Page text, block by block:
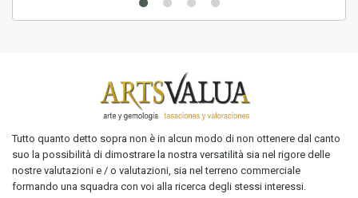
Tutto quanto detto sopra non è in alcun modo di non ottenere dal canto
suo la possibilità di dimostrare la nostra versatilità sia nel rigore delle
nostre valutazioni e / o valutazioni, sia nel terreno commerciale
formando una squadra con voi alla ricerca degli stessi interessi.